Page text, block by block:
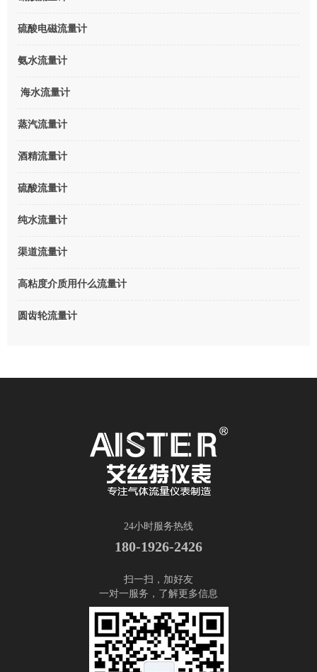
硫酸电磁流量计
氨水流量计
海水流量计
蒸汽流量计
酒精流量计
硫酸流量计
纯水流量计
渠道流量计
高粘度介质用什么流量计
圆齿轮流量计
24小时服务热线
180-1926-2426
扫一扫，加好友
一对一服务，了解更多信息